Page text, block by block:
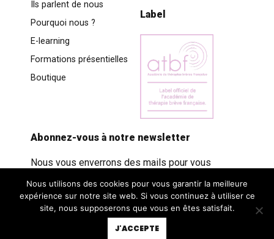
Ils parlent de nous
Pourquoi nous ?
E-learning
Formations présentielles
Boutique
Label
Abonnez-vous à notre newsletter
Nous vous enverrons des mails pour vous
Nous utilisons des cookies pour vous garantir la meilleure
expérience sur notre site web. Si vous continuez à utiliser ce
site, nous supposerons que vous en êtes satisfait.
J'ACCEPTE